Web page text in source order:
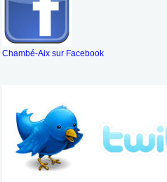
Chambé-Aix sur Facebook